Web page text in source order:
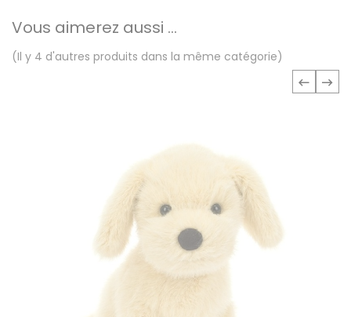
Vous aimerez aussi ...
(Il y 4 d'autres produits dans la même catégorie)